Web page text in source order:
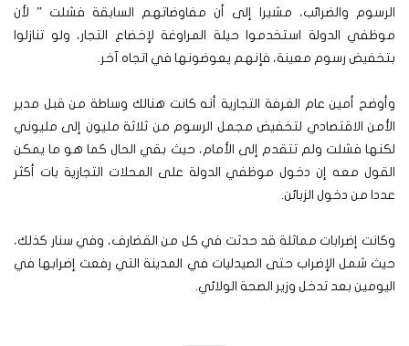
الرسوم والضرائب، مشيرا إلى أن مفاوضاتهم السابقة فشلت ” لأن
موظفي الدولة استخدموا حيلة المراوغة لإخضاع التجار، ولو تنازلوا
بتخفيض رسوم معينة، فإنهم يعوضونها في اتجاه آخر.
وأوضح أمين عام الغرفة التجارية أنه كانت هنالك وساطة من قبل مدير
الأمن الاقتصادي لتخفيض مجمل الرسوم من ثلاثة مليون إلى مليوني
لكنها فشلت ولم تتقدم إلى الأمام، حيث بقي الحال كما هو ما يمكن
القول معه إن دخول موظفي الدولة على المحلات التجارية بات أكثر
عددا من دخول الزبائن.
وكانت إضرابات مماثلة قد حدثت في كل من القضارف، وفي سنار كذلك،
حيث شمل الإضراب حتى الصيدليات في المدينة التي رفعت إضرابها في
اليومين بعد تدخل وزير الصحة الولائي.